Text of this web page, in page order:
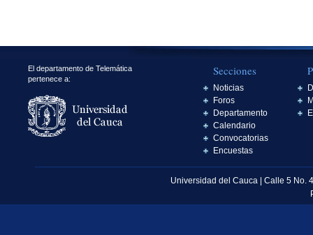
El departamento de Telemática
pertenece a:
Secciones
Noticias
Foros
Departamento
Calendario
Convocatorias
Encuestas
Universidad del Cauca | Calle 5 No.